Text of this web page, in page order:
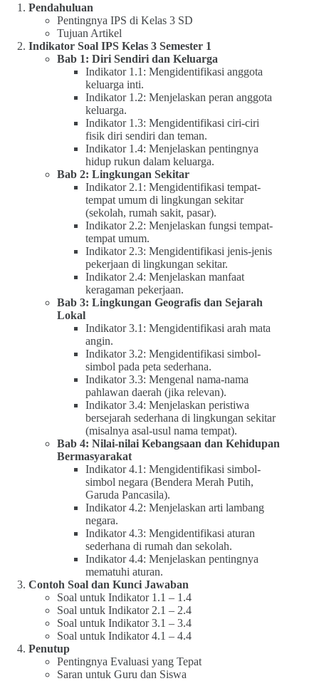
Pendahuluan
Pentingnya IPS di Kelas 3 SD
Tujuan Artikel
Indikator Soal IPS Kelas 3 Semester 1
Bab 1: Diri Sendiri dan Keluarga
Indikator 1.1: Mengidentifikasi anggota
keluarga inti.
Indikator 1.2: Menjelaskan peran anggota
keluarga.
Indikator 1.3: Mengidentifikasi ciri-ciri
fisik diri sendiri dan teman.
Indikator 1.4: Menjelaskan pentingnya
hidup rukun dalam keluarga.
Bab 2: Lingkungan Sekitar
Indikator 2.1: Mengidentifikasi tempat-
tempat umum di lingkungan sekitar
(sekolah, rumah sakit, pasar).
Indikator 2.2: Menjelaskan fungsi tempat-
tempat umum.
Indikator 2.3: Mengidentifikasi jenis-jenis
pekerjaan di lingkungan sekitar.
Indikator 2.4: Menjelaskan manfaat
keragaman pekerjaan.
Bab 3: Lingkungan Geografis dan Sejarah
Lokal
Indikator 3.1: Mengidentifikasi arah mata
angin.
Indikator 3.2: Mengidentifikasi simbol-
simbol pada peta sederhana.
Indikator 3.3: Mengenal nama-nama
pahlawan daerah (jika relevan).
Indikator 3.4: Menjelaskan peristiwa
bersejarah sederhana di lingkungan sekitar
(misalnya asal-usul nama tempat).
Bab 4: Nilai-nilai Kebangsaan dan Kehidupan
Bermasyarakat
Indikator 4.1: Mengidentifikasi simbol-
simbol negara (Bendera Merah Putih,
Garuda Pancasila).
Indikator 4.2: Menjelaskan arti lambang
negara.
Indikator 4.3: Mengidentifikasi aturan
sederhana di rumah dan sekolah.
Indikator 4.4: Menjelaskan pentingnya
mematuhi aturan.
Contoh Soal dan Kunci Jawaban
Soal untuk Indikator 1.1 – 1.4
Soal untuk Indikator 2.1 – 2.4
Soal untuk Indikator 3.1 – 3.4
Soal untuk Indikator 4.1 – 4.4
Penutup
Pentingnya Evaluasi yang Tepat
Saran untuk Guru dan Siswa